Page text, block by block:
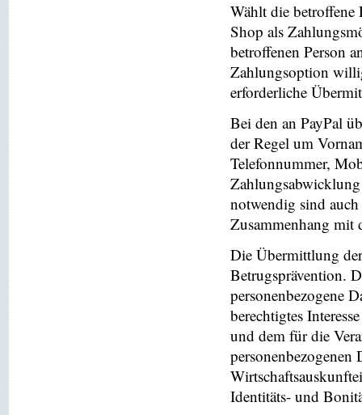
Wählt die betroffene
Shop als
betroffenen Person
Zahlungsoption
erforderliche
Bei den an PayPal
der Regel um
Telefonnummer,
notwendig sind
Zusammenhang mit
Die Übermittlung
Betrugsprävention.
personenbezogene
berechtigtes
und dem für die
personenbezogenen
Identitäts- und